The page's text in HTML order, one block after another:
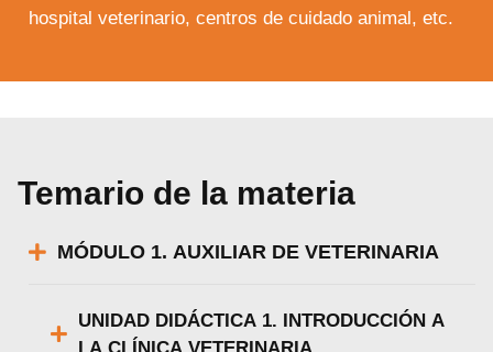
clínicas veterinarias, como en el tratamiento del
formativos, se establecen los siguientesobjetivos:
animales de compañía.
compañía.
exploración clínica y de laboratorioen las que el auxiliar debe